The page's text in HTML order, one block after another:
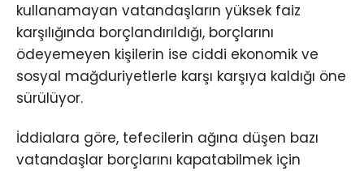
kullanamayan vatandaşların yüksek faiz
karşılığında borçlandırıldığı, borçlarını
ödeyemeyen kişilerin ise ciddi ekonomik ve
sosyal mağduriyetlerle karşı karşıya kaldığı öne
sürülüyor.
İddialara göre, tefecilerin ağına düşen bazı
vatandaşlar borçlarını kapatabilmek için